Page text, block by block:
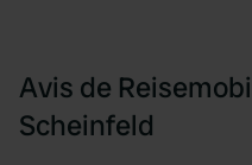
Avis de
Scheinfeld